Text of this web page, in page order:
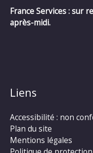
France Services : sur
après-midi.
Liens
Accessibilité : non
Plan du site
Mentions légales